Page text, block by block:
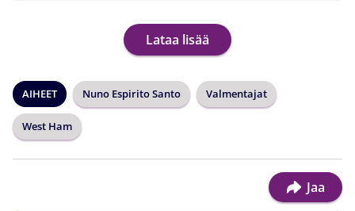
Lataa lisää
AIHEET Nuno Espirito Santo Valmentajat
West Ham
Jaa